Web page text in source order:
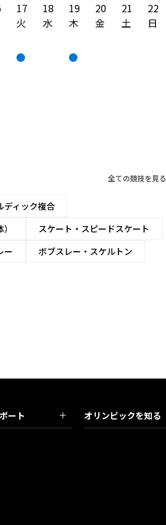
17 18 19 20 21
22
火 水 木 金 土
日
全ての競技を見る
ディック複合
スケート・スピードスケート
ー
ボブスレー・スケルトン
ート オリンピックを知る